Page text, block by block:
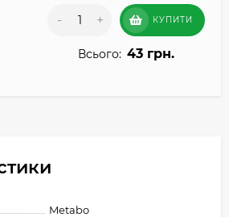
- + КУПИТИ
Всього: 43 грн.
Metabo